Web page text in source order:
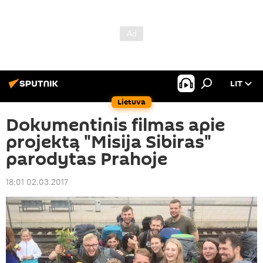
Lietuva
LIT
Dokumentinis filmas apie
projektą "Misija Sibiras"
parodytas Prahoje
18:01 02.03.2017